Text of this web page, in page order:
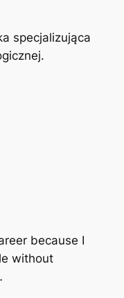
specjalizująca
because I
without